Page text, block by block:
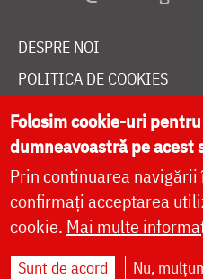
DESPRE NOI
POLITICA DE COOKIES
DONEAZĂ ONLINE PENTRU
LIVE
Site dezvoltat de
Folosim cookie-uri
dumneavoastră pe acest
Prin continuarea navigării
confirmați acceptarea
cookie. Mai multe
Sunt de acord Nu,